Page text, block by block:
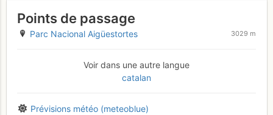
Points de passage
Parc Nacional Aigüestortes 3029 m
Voir dans une autre langue
catalan
Prévisions météo (meteoblue)